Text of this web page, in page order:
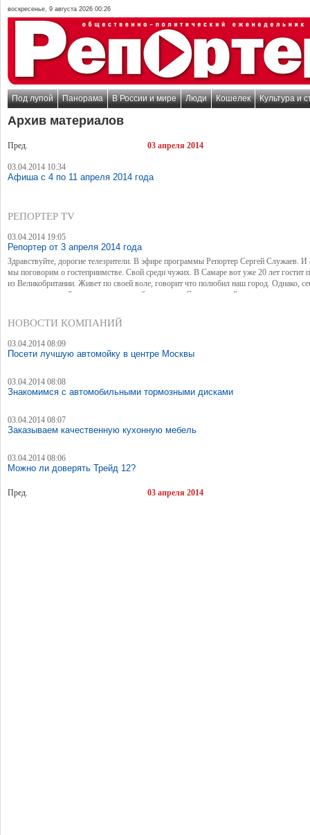
воскресенье, 9 августа 2026 00:26
Под лупой Панорама В России и мире Люди Кошелек Культура и
Архив материалов
Пред. 03 апреля 2014
03.04.2014 10:34
Афиша с 4 по 11 апреля 2014 года
РЕПОРТЕР TV
03.04.2014 19:05
Репортер от 3 апреля 2014 года
Здравствуйте, дорогие телезрители. В эфире программы Репортер Сергей Служаев. И
мы поговорим о гостеприимстве. Свой среди чужих. В Самаре вот уже 20 лет гостит
из Великобритании. Живет по своей воле, говорит что полюбил наш город. Однако,
мужчине, который за эти годы успел обзавестись в Самаре семьей и друзьями, грозит
НОВОСТИ КОМПАНИЙ
03.04.2014 08:09
Посети лучшую автомойку в центре Москвы
03.04.2014 08:08
Знакомимся с автомобильными тормозными дисками
03.04.2014 08:07
Заказываем качественную кухонную мебель
03.04.2014 08:06
Можно ли доверять Трейд 12?
Пред. 03 апреля 2014